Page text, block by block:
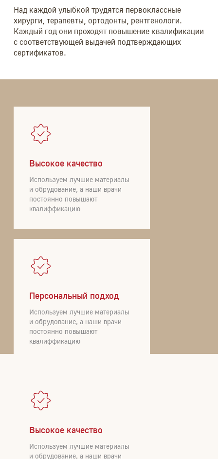
Над каждой улыбкой трудятся первоклассные
хирурги, терапевты, ортодонты, рентгенологи.
Каждый год они проходят повышение квалификации
с соответствующей выдачей подтверждающих
сертификатов.
Высокое качество
Используем лучшие материалы
и обрудование, а наши врачи
постоянно повышают
квалиффикацию
Персональный подход
Используем лучшие материалы
и обрудование, а наши врачи
постоянно повышают
квалиффикацию
Высокое качество
Используем лучшие материалы
и обрудование, а наши врачи